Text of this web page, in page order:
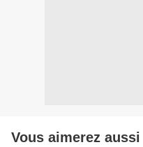
Vous aimerez aussi